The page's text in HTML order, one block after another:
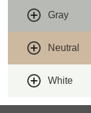
Gray
Neutral
White